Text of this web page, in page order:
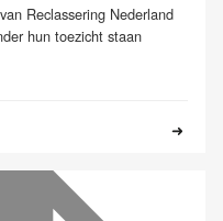
Reclassering Nederland
hun toezicht staan